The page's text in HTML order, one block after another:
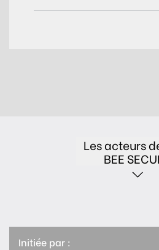
Les acteurs
BEE
Initiée par :